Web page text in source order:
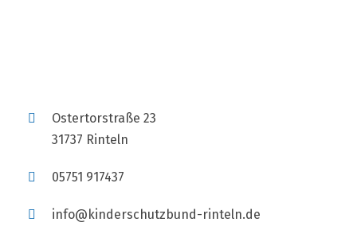
Ostertorstraße 23
31737 Rinteln
05751 917437
info@kinderschutzbund-rinteln.de